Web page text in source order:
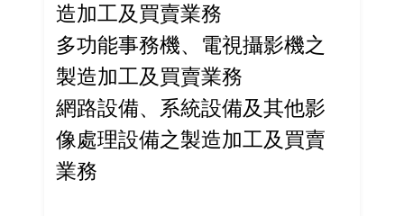
造加工及買賣業務
多功能事務機、電視攝影機之
製造加工及買賣業務
網路設備、系統設備及其他影
像處理設備之製造加工及買賣
業務